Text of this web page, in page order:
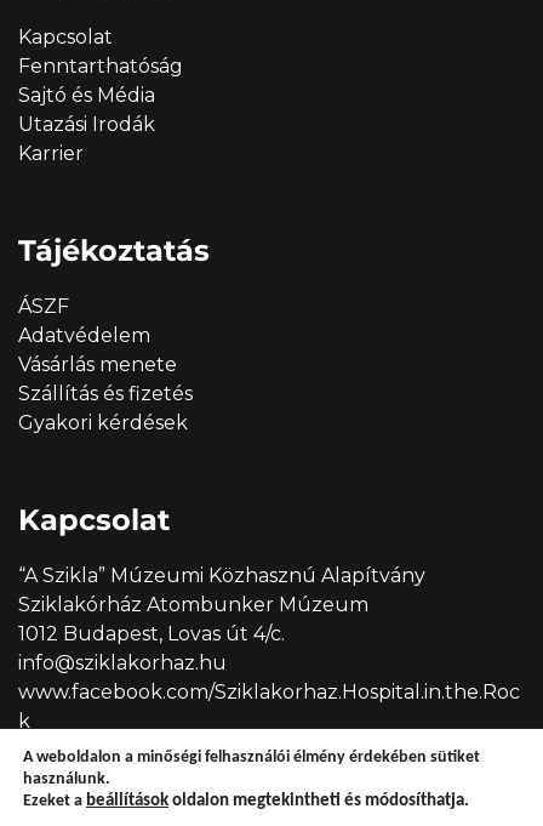
Kapcsolat
Fenntarthatóság
Sajtó és Média
Utazási Irodák
Karrier
Tájékoztatás
ÁSZF
Adatvédelem
Vásárlás menete
Szállítás és fizetés
Gyakori kérdések
Kapcsolat
“A Szikla” Múzeumi Közhasznú Alapítvány
Sziklakórház Atombunker Múzeum
1012 Budapest, Lovas út 4/c.
info@sziklakorhaz.hu
www.facebook.com/Sziklakorhaz.Hospital.in.the.Roc
k
A weboldalon a minőségi felhasználói élmény érdekében sütiket
használunk.
Ezeket a beállítások oldalon megtekintheti és módosíthatja.